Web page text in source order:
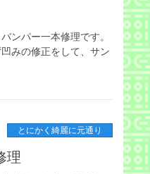
ンパー一本修理です。
みの修正をして、サン
とにかく綺麗に元通り
理